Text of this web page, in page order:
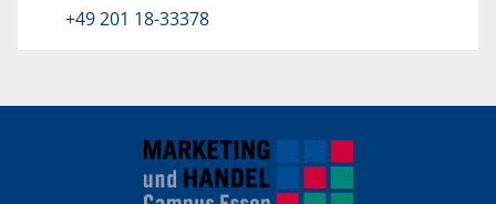
+49 201 18-33378